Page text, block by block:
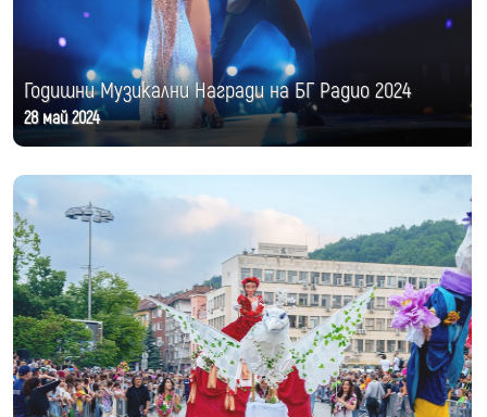
Годишни Музикални Награди на БГ Радио 2024
28 май 2024